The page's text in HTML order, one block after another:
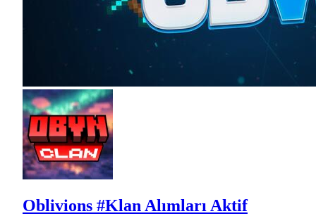
Oblivions #Klan Alımları Aktif